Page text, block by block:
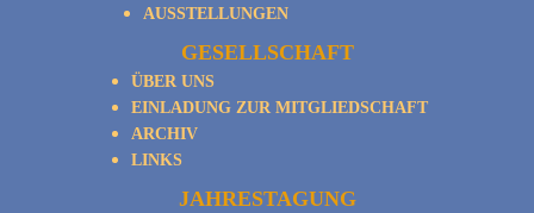
AUSSTELLUNGEN
GESELLSCHAFT
ÜBER UNS
EINLADUNG ZUR MITGLIEDSCHAFT
ARCHIV
LINKS
JAHRESTAGUNG